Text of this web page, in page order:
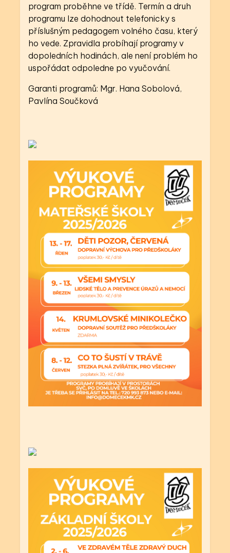
program proběhne ve třídě. Termín a druh
programu lze dohodnout telefonicky s
příslušným pedagogem volného času, který
ho vede. Zpravidla probíhají programy v
dopoledních hodinách, ale není problém ho
uspořádat odpoledne po vyučování.
Garanti programů: Mgr. Hana Sobolová,
Pavlína Součková